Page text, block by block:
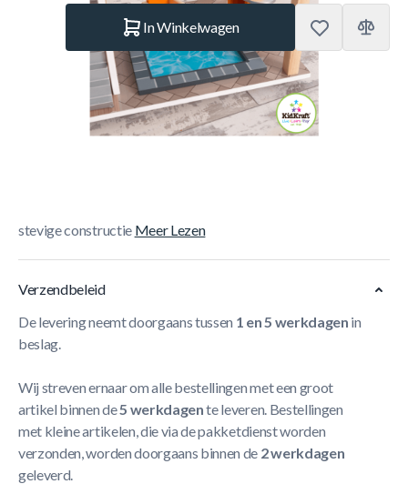
In Winkelwagen
Korte Beschrijving
- Inclusief 20 prachtige meubelstukken - Gewicht: 8 kg -
stevige constructie Meer Lezen
Verzendbeleid
De levering neemt doorgaans tussen 1 en 5 werkdagen in
beslag.
Wij streven ernaar om alle bestellingen met een groot
artikel binnen de5 werkdagente leveren. Bestellingen
met kleine artikelen, die via de pakketdienst worden
verzonden, worden doorgaans binnen de 2 werkdagen
geleverd.